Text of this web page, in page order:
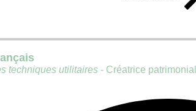
techniques utilitaires - Créatrice